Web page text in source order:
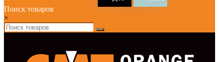
Поиск товаров
×